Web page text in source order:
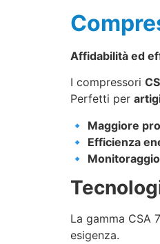
Affidabilità ed
I compressori
Perfetti per
🔹 Maggiore
🔹 Efficienza
🔹
La gamma CSA
esigenza.